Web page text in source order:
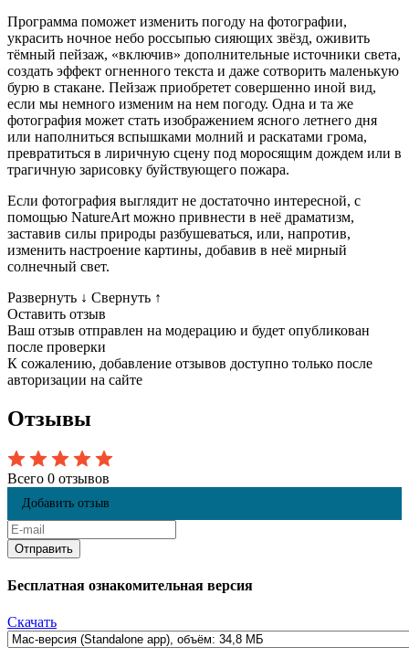
Программа поможет изменить погоду на фотографии,
украсить ночное небо россыпью сияющих звёзд, оживить
тёмный пейзаж, «включив» дополнительные источники света,
создать эффект огненного текста и даже сотворить маленькую
бурю в стакане. Пейзаж приобретет совершенно иной вид,
если мы немного изменим на нем погоду. Одна и та же
фотография может стать изображением ясного летнего дня
или наполниться вспышками молний и раскатами грома,
превратиться в лиричную сцену под моросящим дождем или в
трагичную зарисовку буйствующего пожара.
Если фотография выглядит не достаточно интересной, с
помощью NatureArt можно привнести в неё драматизм,
заставив силы природы разбушеваться, или, напротив,
изменить настроение картины, добавив в неё мирный
солнечный свет.
Развернуть ↓ Свернуть ↑
Оставить отзыв
Ваш отзыв отправлен на модерацию и будет опубликован
после проверки
К сожалению, добавление отзывов доступно только после
авторизации на сайте
Отзывы
Всего 0 отзывов
Добавить отзыв
Бесплатная ознакомительная версия
Скачать